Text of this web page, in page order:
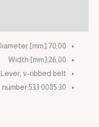
[mm]:70,00
Width [mm]:26,00
v-ribbed belt
number:533 0085 30